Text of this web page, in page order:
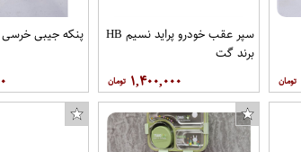
سپر عقب خودرو پراید نسیم HB
برند گت
۱,۴۰۰,۰۰۰
پنکه جیبی خرسی